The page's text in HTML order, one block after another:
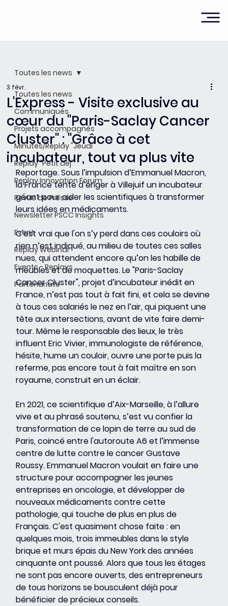
Toutes les news
Communiqués
Projets accompagnés
Minutes/Replay "Jeudi"
Replay "Petit dej"
Replay Innovation Forum
Revue de Presse
Newsletter PSCC Insights
Event
Replay Webinar
Events - Replays
Partenariats
Toutes les news
L'Express - Visite exclusive au
cœur du "Paris-Saclay Cancer
Cluster" : "Grâce à cet
incubateur, tout va plus vite
3 févr.
Reportage. Sous l’impulsion d’Emmanuel Macron,
la France tente d’ériger à Villejuif un incubateur
géant pour aider les scientifiques à transformer
leurs idées en médicaments.
C'est vrai que l'on s’y perd dans ces couloirs où
rien n’est indiqué, au milieu de toutes ces salles
nues, qui attendent encore qu’on les habille de
meubles et de moquettes. Le "Paris-Saclay
Cancer Cluster", projet d’incubateur inédit en
France, n’est pas tout à fait fini, et cela se devine
à tous ces salariés le nez en l’air, qui piquent une
tête aux intersections, avant de vite faire demi-
tour. Même le responsable des lieux, le très
influent Eric Vivier, immunologiste de référence,
hésite, hume un couloir, ouvre une porte puis la
referme, pas encore tout à fait maître en son
royaume, construit en un éclair.
En 2021, ce scientifique d’Aix-Marseille, à l’allure
vive et au phrasé soutenu, s’est vu confier la
transformation de ce lopin de terre au sud de
Paris, coincé entre l'autoroute A6 et l’immense
centre de lutte contre le cancer Gustave
Roussy. Emmanuel Macron voulait en faire une
structure pour accompagner les jeunes
entreprises en oncologie, et développer de
nouveaux médicaments contre cette
pathologie, qui touche de plus en plus de
Français. C'est quasiment chose faite : en
quelques mois, trois immeubles dans le style
brique et murs épais du New York des années
cinquante ont poussé. Alors que tous les étages
ne sont pas encore ouverts, des entrepreneurs
de tous horizons se bousculent déjà pour
bénéficier de précieux conseils.